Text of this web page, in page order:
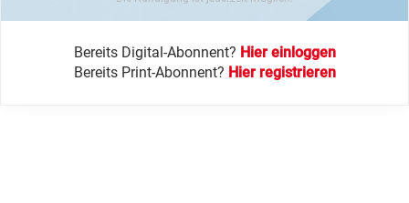
Bereits Digital-Abonnent? Hier einloggen
Bereits Print-Abonnent? Hier registrieren